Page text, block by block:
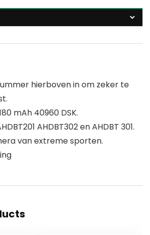
hierboven in om zeker te
mAh 40960 DSK.
AHDBT302 en AHDBT 301.
van extreme sporten.